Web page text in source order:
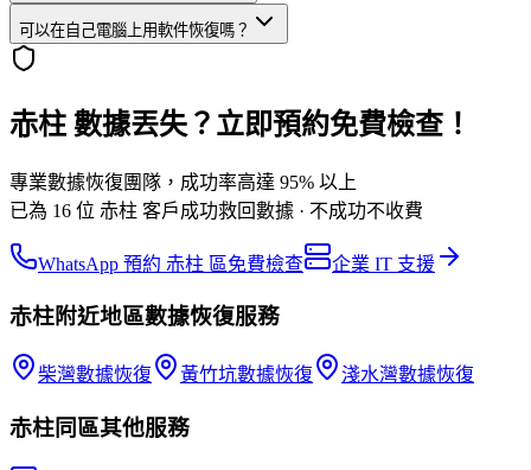
可以在自己電腦上用軟件恢復嗎？
赤柱 數據丟失？立即預約免費檢查！
專業數據恢復團隊，成功率高達 95% 以上
已為 16 位 赤柱 客戶成功救回數據 · 不成功不收費
WhatsApp 預約 赤柱 區免費檢查 企業 IT 支援
赤柱附近地區數據恢復服務
柴灣數據恢復 黃竹坑數據恢復 淺水灣數據恢復
赤柱同區其他服務